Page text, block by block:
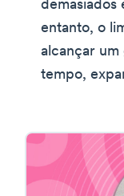
demasiados
entanto, o
alcançar
tempo,